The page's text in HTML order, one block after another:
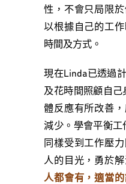
性，不會只局限
以根據自己的工
時間及方式。
現在Linda已透過
及花時間照顧自己
體反應有所改善
減少。學會平衡工
同樣受到工作壓
人的目光，勇於解
人都會有，適當